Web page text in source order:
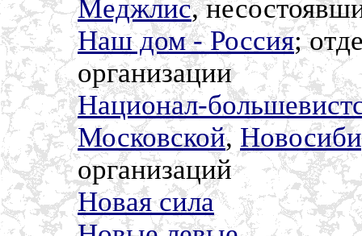
Меджлис,
Наш дом - Россия;
организации
Национал-
Московской,
организаций
Новая сила